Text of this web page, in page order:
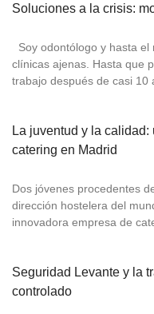
Soluciones a la crisis:
Soy odontólogo y hasta
clínicas ajenas. Hasta que
trabajo después de casi 10
La juventud y la
catering en Madrid
Dos jóvenes procedentes
dirección hostelera del
innovadora empresa de
Seguridad Levante y la
controlado